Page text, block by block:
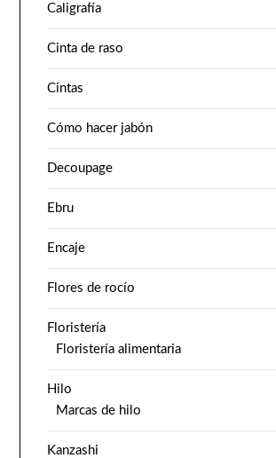
Caligrafía
Cinta de raso
Cintas
Cómo hacer jabón
Decoupage
Ebru
Encaje
Flores de rocío
Floristería
Floristería alimentaria
Hilo
Marcas de hilo
Kanzashi